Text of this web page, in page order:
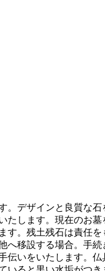
デザインと良質な
します。現在のお
。残土残石は責任
移設する場合。手続
いをいたします。